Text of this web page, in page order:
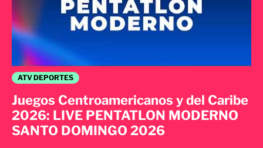
ATV DEPORTES
Juegos Centroamericanos y del Caribe
2026: LIVE PENTATLON MODERNO
SANTO DOMINGO 2026